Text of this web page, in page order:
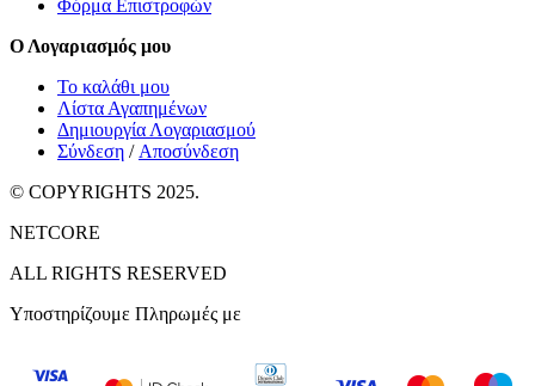
Φόρμα Επιστροφών
Ο Λογαριασμός μου
Το καλάθι μου
Λίστα Αγαπημένων
Δημιουργία Λογαριασμού
Σύνδεση / Αποσύνδεση
© COPYRIGHTS 2025.
NETCORE
ALL RIGHTS RESERVED
Υποστηρίζουμε Πληρωμές με